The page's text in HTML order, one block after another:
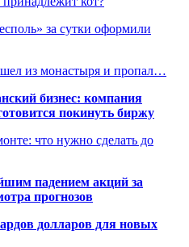
за сутки оформили
из монастыря и пропал…
бизнес: компания
покинуть биржу
что нужно сделать до
падением акций за
прогнозов
долларов для новых